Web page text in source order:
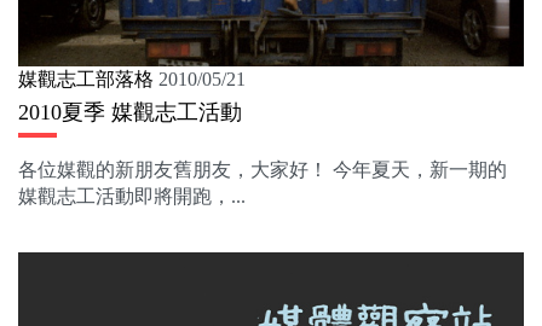
媒觀志工部落格 2010/05/21
2010夏季 媒觀志工活動
各位媒觀的新朋友舊朋友，大家好！ 今年夏天，新一期的
媒觀志工活動即將開跑，...